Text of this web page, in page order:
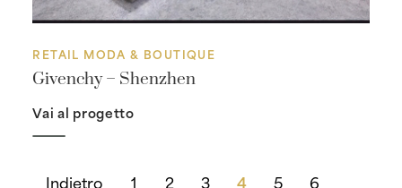
RETAIL MODA & BOUTIQUE
Givenchy – Shenzhen
Vai al progetto
Indietro 1 2 3 4 5
6